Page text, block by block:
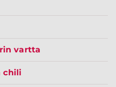
vartta
chili